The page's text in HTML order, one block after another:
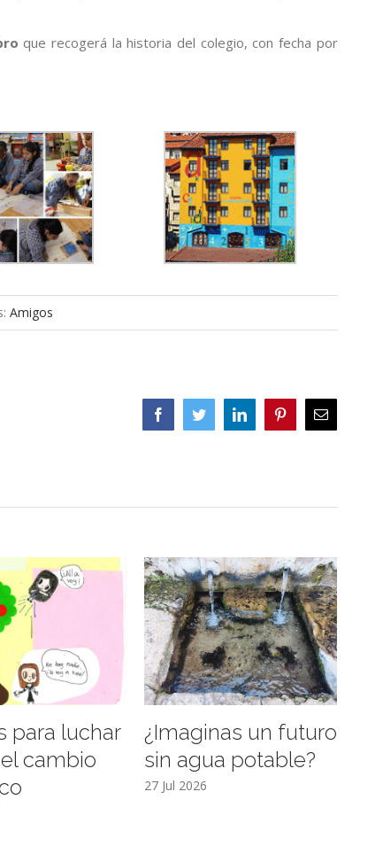
que recogerá la historia del colegio, con fecha por
Amigos
FacebookTwitterLinkedIn PinterestCorreo
electrónico
para luchar
cambio
¿Imaginas un futuro
sin agua potable?
27 Jul 2026